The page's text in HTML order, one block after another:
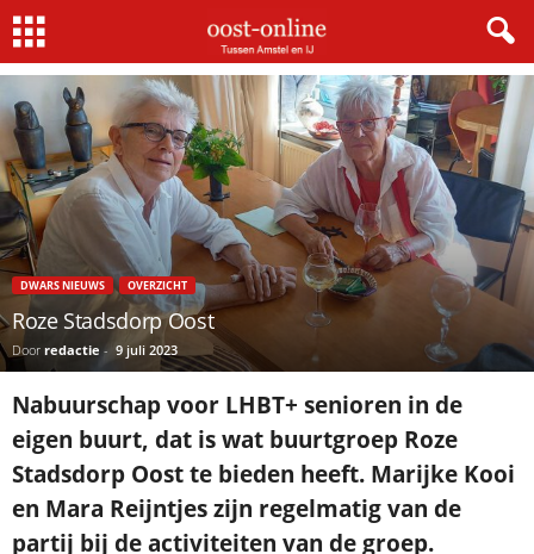
Home Roze Stadsdorp Oost
DWARS NIEUWS OVERZICHT
Roze Stadsdorp Oost
Door redactie - 9 juli 2023
Nabuurschap voor LHBT+ senioren in de
eigen buurt, dat is wat buurtgroep Roze
Stadsdorp Oost te bieden heeft. Marijke Kooi
en Mara Reijntjes zijn regelmatig van de
partij bij de activiteiten van de groep.